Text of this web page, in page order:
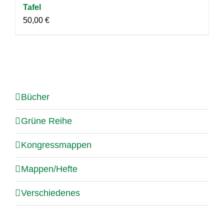
Tafel
50,00 €
Bücher
Grüne Reihe
Kongressmappen
Mappen/Hefte
Verschiedenes